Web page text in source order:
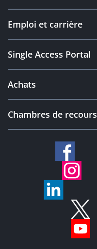
Emploi et carrière
Single Access Portal
Achats
Chambres de recours